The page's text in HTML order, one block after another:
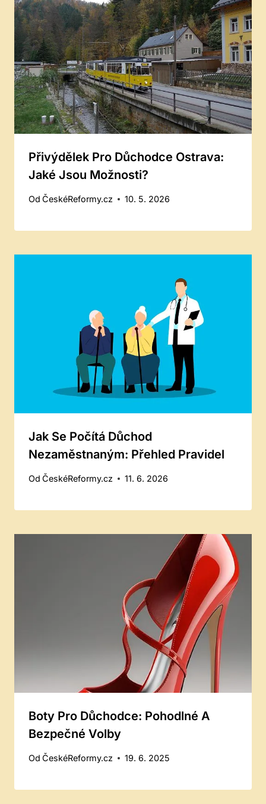
Přivýdělek Pro Důchodce Ostrava:
Jaké Jsou Možnosti?
Od ČeskéReformy.cz 10. 5. 2026
Jak Se Počítá Důchod
Nezaměstnaným: Přehled Pravidel
Od ČeskéReformy.cz 11. 6. 2026
Boty Pro Důchodce: Pohodlné A
Bezpečné Volby
Od ČeskéReformy.cz 19. 6. 2025